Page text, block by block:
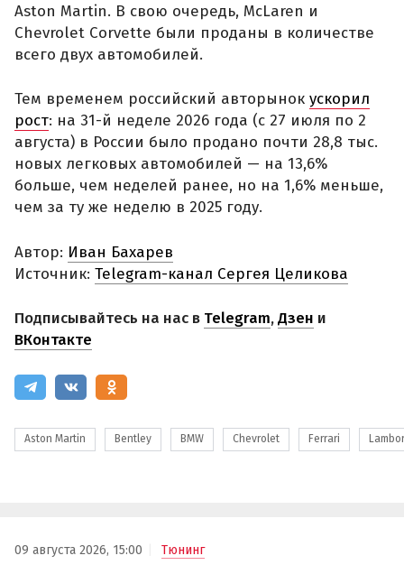
Aston Martin. В свою очередь, McLaren и
Chevrolet Corvette были проданы в количестве
всего двух автомобилей.
Тем временем российский авторынок ускорил
рост: на 31-й неделе 2026 года (с 27 июля по 2
августа) в России было продано почти 28,8 тыс.
новых легковых автомобилей — на 13,6%
больше, чем неделей ранее, но на 1,6% меньше,
чем за ту же неделю в 2025 году.
Автор: Иван Бахарев
Источник: Telegram-канал Сергея Целикова
Подписывайтесь на нас в Telegram,Дзен и
ВКонтакте
Aston Martin Bentley BMW Chevrolet Ferrari
09 августа 2026, 15:00 Тюнинг